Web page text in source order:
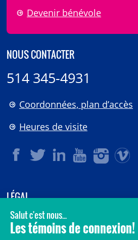
Devenir bénévole
NOUS CONTACTER
514 345-4931
Coordonnées, plan d’accès
Heures de visite
LÉGAL
© 2006-2026CHU Sainte-Justine.
Tous droits réservés.